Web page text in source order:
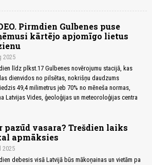
Pirmdien Gulbenes puse
kārtējo apjomīgo lietus
2025
līdz plkst.17 Gulbenes novērojumu stacijā, kas
dienvidos no pilsētas, nokrišņu daudzums
49,4 milimetrus jeb 70% no mēneša normas,
Latvijas Vides, ģeoloģijas un meteoroloģijas centra
pazūd vasara? Trešdien laiks
apmāksies
2025
debesis visā Latvijā būs mākoņainas un vietām pa